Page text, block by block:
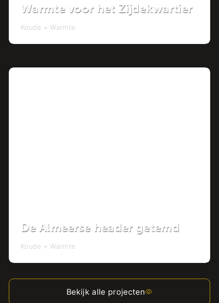
Warmte voor het Zijdekwartier
Koude + Warmte
De Almeerse header getemd
Koude + Warmte
Bekijk alle projecten